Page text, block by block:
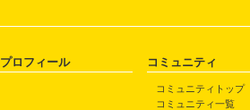
プロフィール コミュニティ
コミュニティトップ
コミュニティ一覧